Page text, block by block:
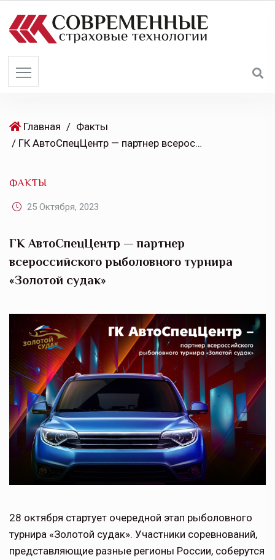
Главная / Факты
/ ГК АвтоСпецЦентр — партнер всероссийского рыболовного турнира «Золотой судак»
ФАКТЫ
25 Октября, 2023
ГК АвтоСпецЦентр — партнер
всероссийского рыболовного турнира
«Золотой судак»
28 октября стартует очередной этап рыболовного
турнира «Золотой судак». Участники соревнований,
представляющие разные регионы России, соберутся